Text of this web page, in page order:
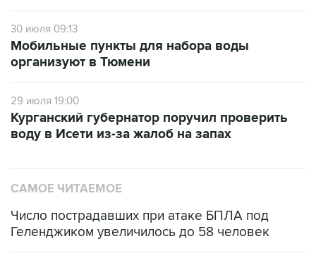
30 июля 09:13
Мобильные пункты для набора воды
организуют в Тюмени
29 июля 19:00
Курганский губернатор поручил проверить
воду в Исети из-за жалоб на запах
САМОЕ ЧИТАЕМОЕ
Число пострадавших при атаке БПЛА под
Геленджиком увеличилось до 58 человек